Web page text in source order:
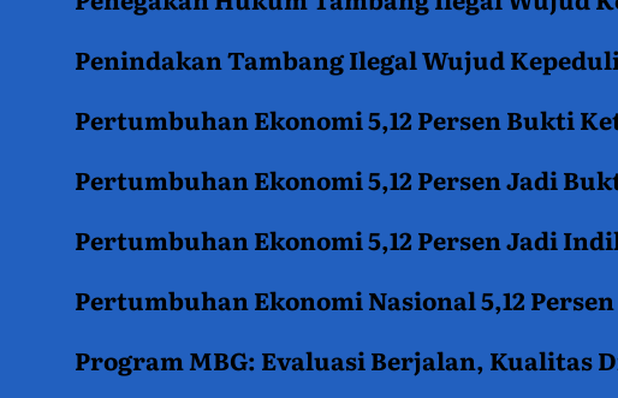
Penindakan Tambang Ilegal Wujud
Pertumbuhan Ekonomi 5,12 Persen Bukti
Pertumbuhan Ekonomi 5,12 Persen Jadi
Pertumbuhan Ekonomi 5,12 Persen Jadi
Pertumbuhan Ekonomi Nasional 5,12
Program MBG: Evaluasi Berjalan, Kualitas